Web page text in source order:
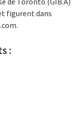
figurent dans
: